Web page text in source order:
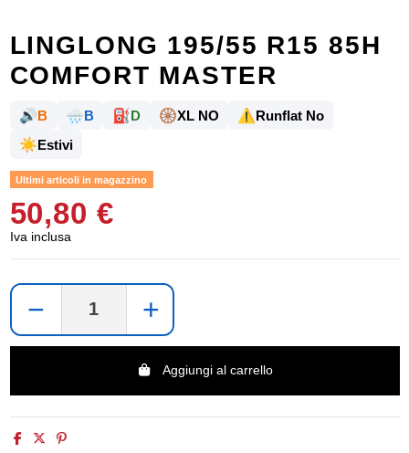
LINGLONG 195/55 R15 85H
COMFORT MASTER
🔊B 🌧️B ⛽D 🛞XL NO ⚠️Runflat No
☀️Estivi
Ultimi articoli in magazzino
50,80 €
Iva inclusa
− +
Aggiungi al carrello